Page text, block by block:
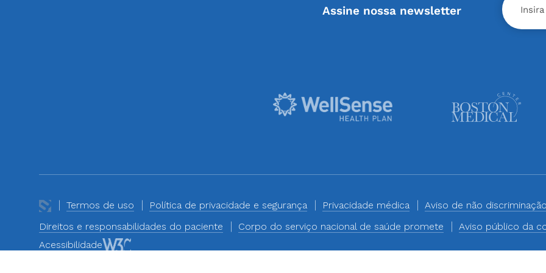
Assine nossa newsletter
Termos de uso Política de privacidade e segurança Privacidade médica
Aviso de não discriminação
Direitos e responsabilidades do paciente
Corpo do serviço nacional de saúde promete
Aviso público da
Acessibilidade